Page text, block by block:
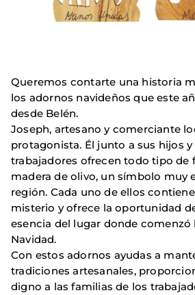
Queremos contarte una historia
los adornos navideños que este
desde Belén.
Joseph, artesano y comerciante
protagonista. Él junto a sus hijos y
trabajadores ofrecen todo tipo de
madera de olivo, un símbolo muy
región. Cada uno de ellos
misterio y ofrece la oportunidad
esencia del lugar donde comenzó
Navidad.
Con estos adornos ayudas a
tradiciones artesanales,
digno a las familias de los